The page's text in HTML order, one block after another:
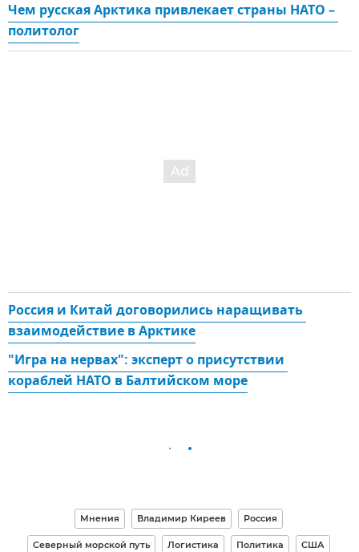
Чем русская Арктика привлекает страны НАТО –
политолог
Россия и Китай договорились наращивать
взаимодействие в Арктике
"Игра на нервах": эксперт о присутствии
кораблей НАТО в Балтийском море
Мнения Владимир Киреев Россия
Северный морской путь Логистика Политика США